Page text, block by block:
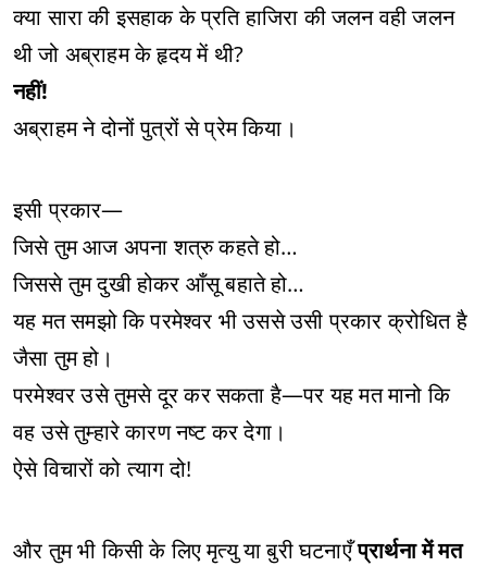
क्या सारा की इसहाक के प्रति हाजिरा की जलन वही जलन
थी जो अब्राहम के हृदय में थी?
नहीं!
अब्राहम ने दोनों पुत्रों से प्रेम किया।
इसी प्रकार—
जिसे तुम आज अपना शत्रु कहते हो…
जिससे तुम दुखी होकर आँसू बहाते हो…
यह मत समझो कि परमेश्वर भी उससे उसी प्रकार क्रोधित है
जैसा तुम हो।
परमेश्वर उसे तुमसे दूर कर सकता है—पर यह मत मानो कि
वह उसे तुम्हारे कारण नष्ट कर देगा।
ऐसे विचारों को त्याग दो!
और तुम भी किसी के लिए मृत्यु या बुरी घटनाएँप्रार्थना में मत